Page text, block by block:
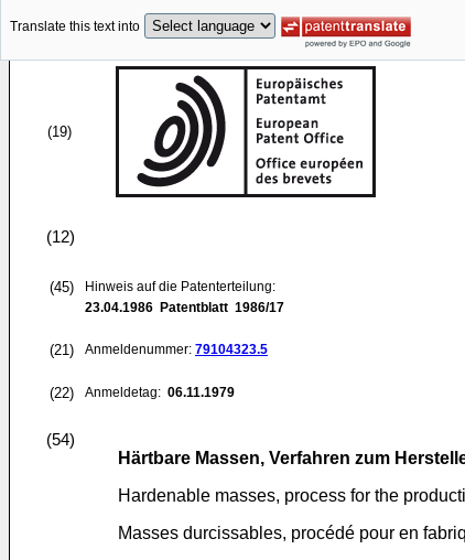
Translate this text into
(19)
(12)
(45)
Hinweis auf die Patenterteilung:
23.04.1986 Patentblatt 1986/17
(21) Anmeldenummer: 79104323.5
(22) Anmeldetag: 06.11.1979
(54)
Härtbare Massen, Verfahren zum
Hardenable masses, process for the
Masses durcissables, procédé pour en